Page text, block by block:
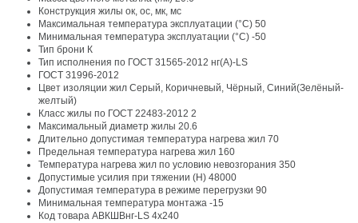
Конструкция жилы ок, ос, мк, мс
Максимальная температура эксплуатации (°С) 50
Минимальная температура эксплуатации (°С) -50
Тип брони К
Тип исполнения по ГОСТ 31565-2012 нг(А)-LS
ГОСТ 31996-2012
Цвет изоляции жил Серый, Коричневый, Чёрный, Синий(Зелёный-
желтый)
Класс жилы по ГОСТ 22483-2012 2
Максимальный диаметр жилы 20.6
Длительно допустимая температура нагрева жил 70
Предельная температура нагрева жил 160
Температура нагрева жил по условию невозгорания 350
Допустимые усилия при тяжении (Н) 48000
Допустимая температура в режиме перегрузки 90
Минимальная температура монтажа -15
Код товара АВКШВнг-LS 4х240